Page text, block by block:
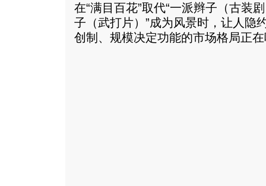
在“满目百花”取代“一派辫子（古装
子（武打片）”成为风景时，让人隐
创制、规模决定功能的市场格局正